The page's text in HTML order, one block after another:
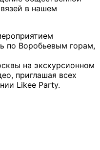
в нашем
по Воробьевым горам,
на экскурсионном
приглашая всех
Likee Party.